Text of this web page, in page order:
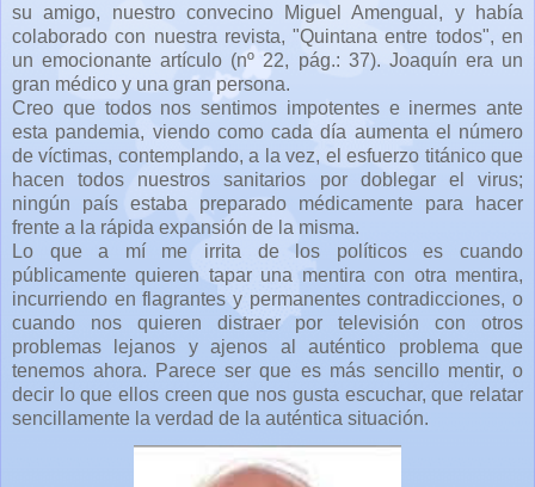
su amigo, nuestro convecino Miguel Amengual, y había
colaborado con nuestra revista, "Quintana entre todos", en
un emocionante artículo (nº 22, pág.: 37). Joaquín era un
gran médico y una gran persona.
Creo que todos nos sentimos impotentes e inermes ante
esta pandemia, viendo como cada día aumenta el número
de víctimas, contemplando, a la vez, el esfuerzo titánico que
hacen todos nuestros sanitarios por doblegar el virus;
ningún país estaba preparado médicamente para hacer
frente a la rápida expansión de la misma.
Lo que a mí me irrita de los políticos es cuando
públicamente quieren tapar una mentira con otra mentira,
incurriendo en flagrantes y permanentes contradicciones, o
cuando nos quieren distraer por televisión con otros
problemas lejanos y ajenos al auténtico problema que
tenemos ahora. Parece ser que es más sencillo mentir, o
decir lo que ellos creen que nos gusta escuchar, que relatar
sencillamente la verdad de la auténtica situación.